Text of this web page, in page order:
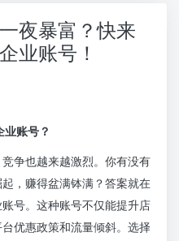
夜暴富？快来
业账号！
业账号？
争也越来越激烈。你有没有
，赚得盆满钵满？答案就在
号。这种账号不仅能提升店
优惠政策和流量倾斜。选择